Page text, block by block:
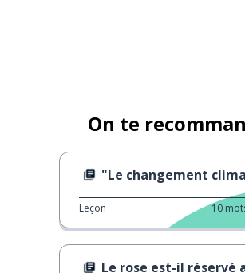
On te
"Le changement
Leçon 10
Le rose est-il réservé aux